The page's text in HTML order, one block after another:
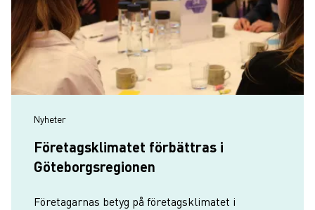
Nyheter
Företagsklimatet förbättras i
Göteborgsregionen
Företagarnas betyg på företagsklimatet i